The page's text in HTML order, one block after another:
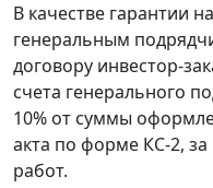
В качестве гарантии
генеральным
договору инвестор-
счета генерального
10% от суммы
акта по форме КС-2,
работ.